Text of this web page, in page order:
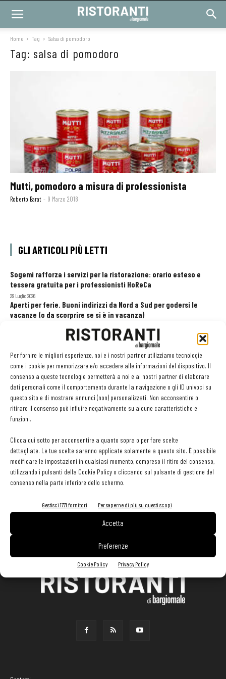
Per fornire le migliori esperienze, noi e i nostri partner utilizziamo tecnologie
come i cookie per memorizzare e/o accedere alle informazioni del dispositivo. Il
consenso a queste tecnologie permetterà a noi e ai nostri partner di elaborare
dati personali come il comportamento durante la navigazione o gli ID univoci su
questo sito e di mostrare annunci (non) personalizzati. Non acconsentire o
ritirare il consenso può influire negativamente su alcune caratteristiche e
funzioni.
Clicca qui sotto per acconsentire a quanto sopra o per fare scelte
dettagliate. Le tue scelte saranno applicate solamente a questo sito. È possibile
modificare le impostazioni in qualsiasi momento, compreso il ritiro del consenso,
utilizzando i pulsanti della Cookie Policy o cliccando sul pulsante di gestione del
consenso nella parte inferiore dello schermo.
Gestisci 1771 fornitori Per saperne di più su questi scopi
Accetta
Preferenze
Cookie Policy Privacy Policy
Home Tag Salsa di pomodoro
Tag: salsa di pomodoro
Mutti, pomodoro a misura di professionista
Roberto Barat - 9 Marzo 2018
GLI ARTICOLI PIÙ LETTI
Sogemi rafforza i servizi per la ristorazione: orario esteso e
tessera gratuita per i professionisti HoReCa
29 Luglio 2026
Aperti per ferie. Buoni indirizzi da Nord a Sud per godersi le
vacanze (o da scorprire se si è in vacanza)
Pos, compagni di gestione. Le ultime soluzioni delle aziende
EDICOLA WEB